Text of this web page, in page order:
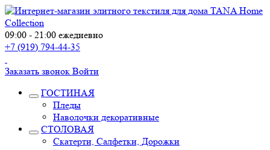
09:00 - 21:00 ежедневно
+7 (919) 794-44-35
Заказать звонок Войти
ГОСТИНАЯ
Пледы
Наволочки декоративные
СТОЛОВАЯ
Скатерти, Салфетки, Дорожки